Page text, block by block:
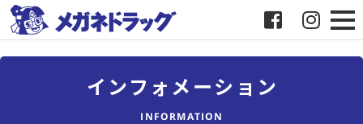
インフォメーション
INFORMATION